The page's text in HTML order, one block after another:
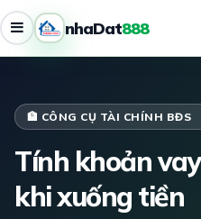
nhaDat888
🏦 CÔNG CỤ TÀI CHÍNH BĐS
Tính khoản
khi xuống tiền